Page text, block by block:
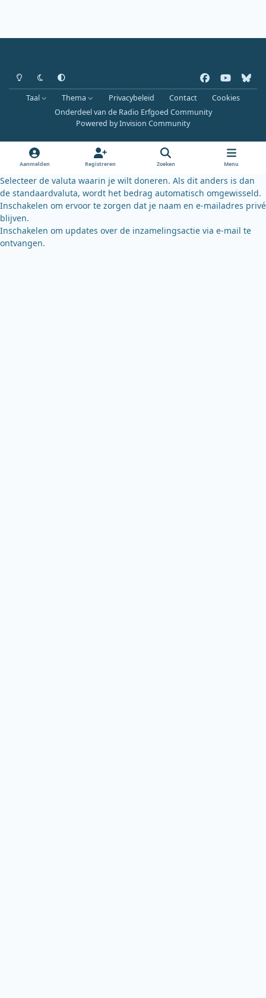
Heldere modus
Donkere modus
Systeemvoorkeur
a
c
e
o
k
o
u
b
b
l
u
k
y
Taal Thema Privacybeleid Contact
Cookies
Onderdeel van de Radio Erfgoed Community
Powered byInvision Community
Aanmelden Registreren Zoeken Menu
Selecteer de valuta waarin je wilt doneren. Als dit anders is dan
de standaardvaluta, wordt het bedrag automatisch omgewisseld.
Inschakelen om ervoor te zorgen dat je naam en e-mailadres privé
blijven.
Inschakelen om updates over de inzamelingsactie via e-mail te
ontvangen.